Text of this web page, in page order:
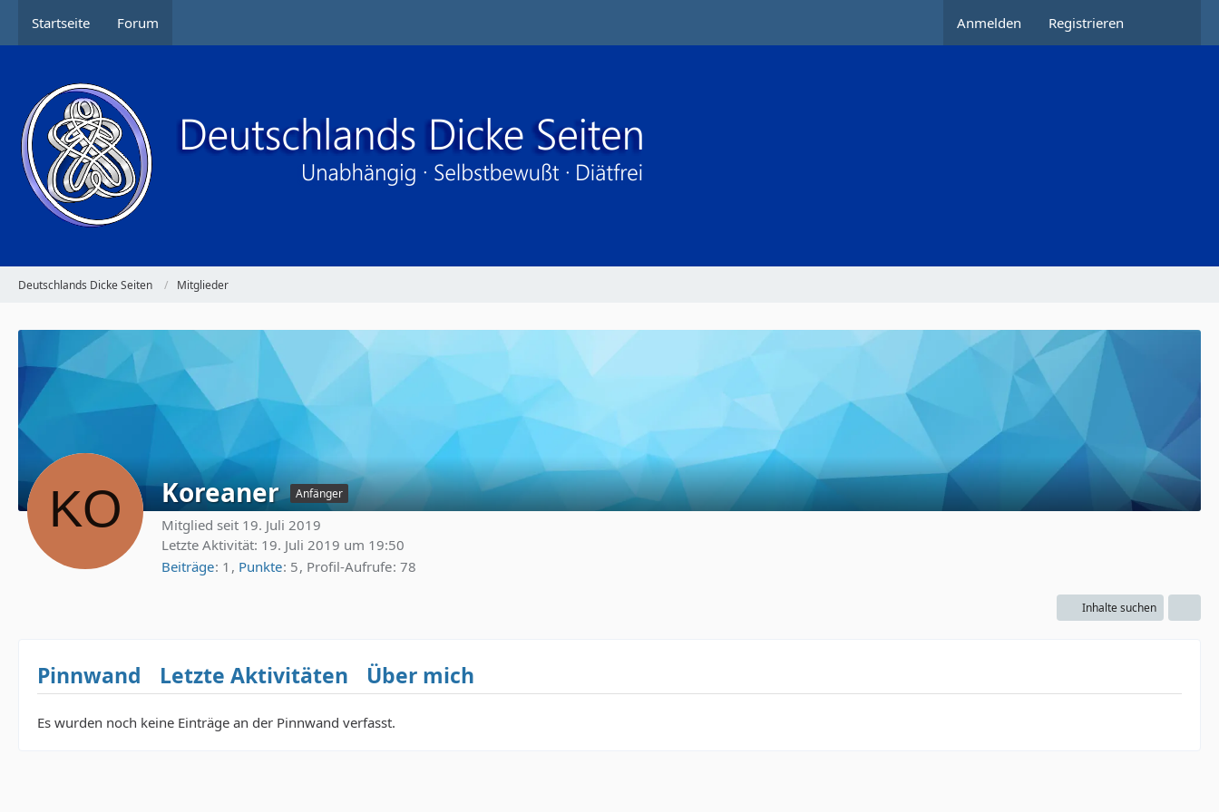
Startseite Forum Anmelden Registrieren
Deutschlands Dicke Seiten Mitglieder
Koreaner Anfänger
Mitglied seit 19. Juli 2019
Letzte Aktivität: 19. Juli 2019 um 19:50
Beiträge 1 Punkte 5 Profil-Aufrufe 78
Inhalte suchen
Pinnwand Letzte Aktivitäten Über mich
Es wurden noch keine Einträge an der Pinnwand verfasst.